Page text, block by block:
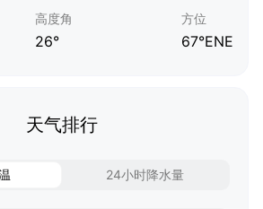
高度角
26°
方位
67°ENE
天气排行
24小时降水量